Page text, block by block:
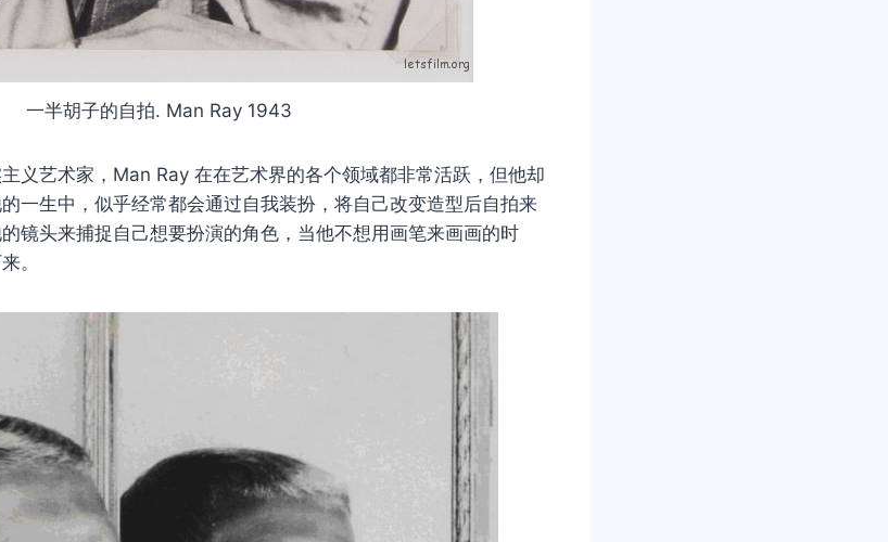
一半胡子的自拍. Man Ray 1943
义艺术家，Man Ray 在在艺术界的各个领域都非常活跃，但他却
一生中，似乎经常都会通过自我装扮，将自己改变造型后自拍来
镜头来捕捉自己想要扮演的角色，当他不想用画笔来画画的时
。